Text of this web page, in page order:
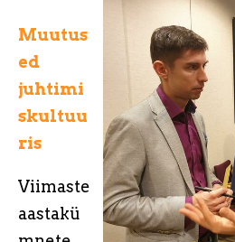
Muutus
ed
juhtimi
skultuu
ris
Viimaste
aastakü